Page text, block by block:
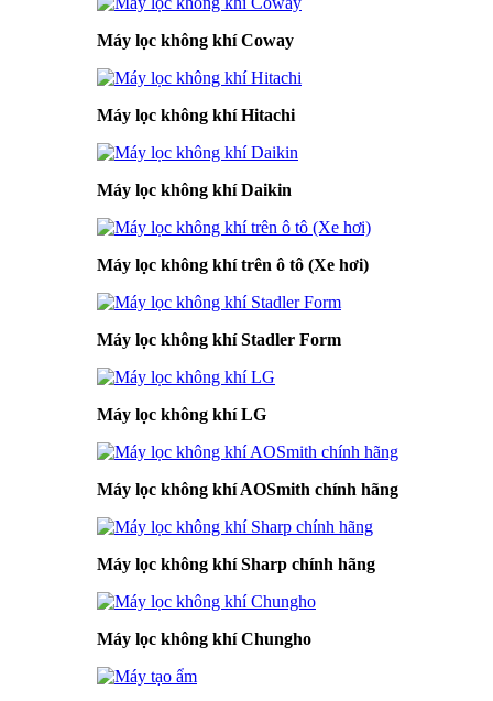
Máy lọc không khí Coway
Máy lọc không khí Hitachi
Máy lọc không khí Daikin
Máy lọc không khí trên ô tô (Xe hơi)
Máy lọc không khí Stadler Form
Máy lọc không khí LG
Máy lọc không khí AOSmith chính hãng
Máy lọc không khí Sharp chính hãng
Máy lọc không khí Chungho